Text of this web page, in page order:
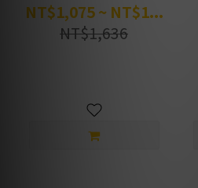
NT$1,075 ~ NT$1...
NT$1,636